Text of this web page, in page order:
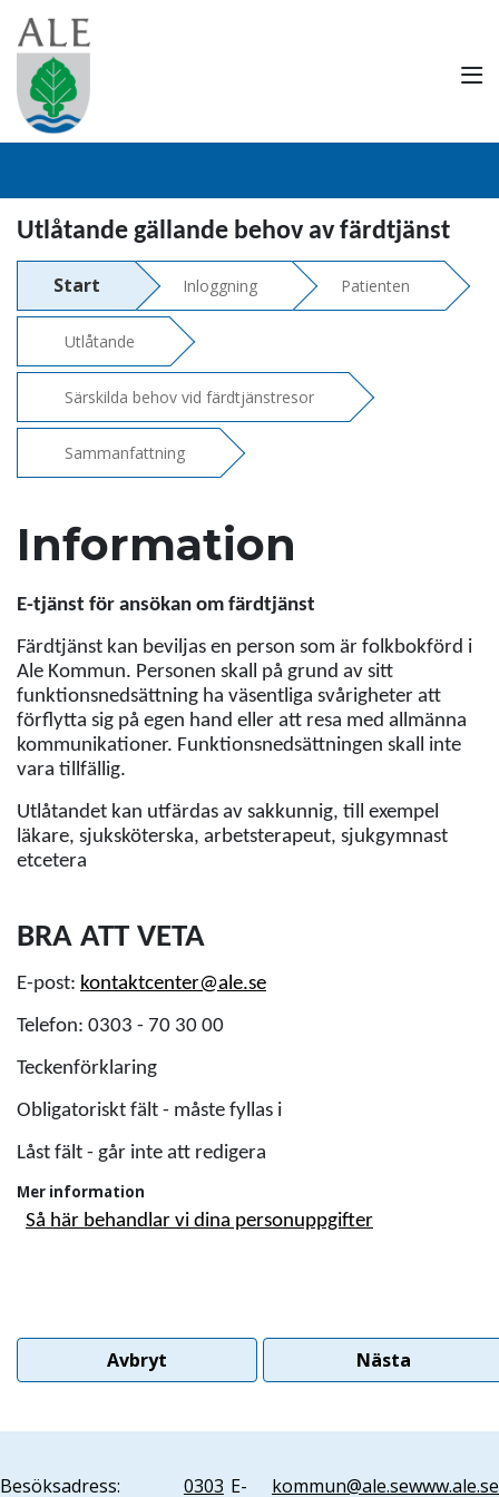
Utlåtande gällande behov av färdtjänst
Start Inloggning Patienten
Utlåtande
Särskilda behov vid färdtjänstresor
Sammanfattning
Information
E-tjänst för ansökan om färdtjänst
Färdtjänst kan beviljas en person som är folkbokförd i
Ale Kommun. Personen skall på grund av sitt
funktionsnedsättning ha väsentliga svårigheter att
förflytta sig på egen hand eller att resa med allmänna
kommunikationer. Funktionsnedsättningen skall inte
vara tillfällig.
Utlåtandet kan utfärdas av sakkunnig, till exempel
läkare, sjuksköterska, arbetsterapeut, sjukgymnast
etcetera
BRA ATT VETA
E-post: kontaktcenter@ale.se
Telefon: 0303 - 70 30 00
Teckenförklaring
Obligatoriskt fält - måste fyllas i
Låst fält - går inte att redigera
Mer information
Så här behandlar vi dina personuppgifter
Avbryt Nästa
Besöksadress:
0303 E-
kommun@ale.sewww.ale.se